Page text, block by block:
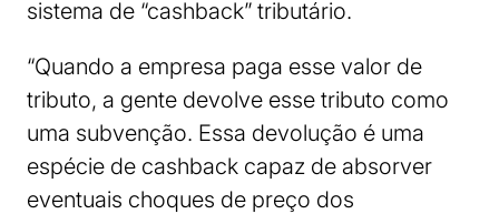
sistema de “cashback” tributário.
“Quando a empresa paga esse valor de
tributo, a gente devolve esse tributo como
uma subvenção. Essa devolução é uma
espécie de cashback capaz de absorver
eventuais choques de preço dos